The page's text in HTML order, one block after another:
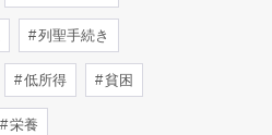
列聖手続き
低所得 貧困
栄養